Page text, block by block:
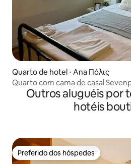
Quarto de hotel ⋅ Ana Πόλις
Quarto com cama de casal
Outros aluguéis por
hotéis
Preferido dos hóspedes
Preferido dos hóspedes